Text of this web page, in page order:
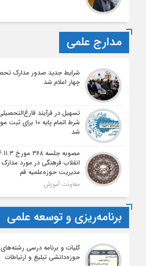
مدارج علمی
شرایط جدید صدور مدارک
چهار اعلام شد
شرط اتمام پایه ۱۰
شد
انقلاب فرهنگی در مورد
مدیریت حوزه‌علمیه قم
معاونت آموزش
برنامه‌ریزی و توسعه علمی
کلیات و برنامه درسی
حوزه‌دانشی تبلیغ و ارتباطات